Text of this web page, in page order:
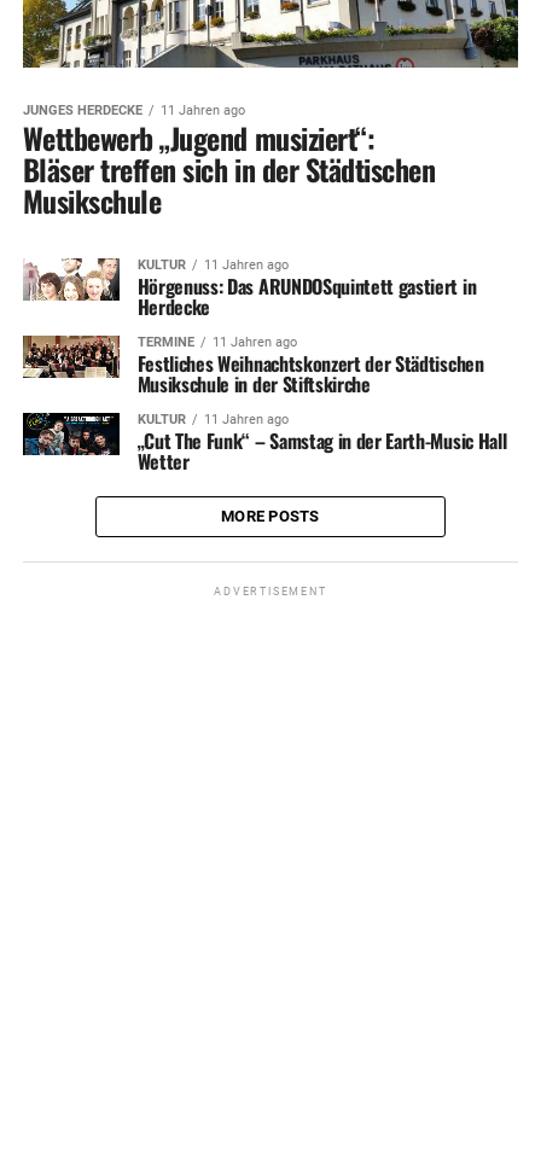
JUNGES HERDECKE 11 Jahren ago
Wettbewerb „Jugend musiziert“:
Bläser treffen sich in der Städtischen
Musikschule
KULTUR 11 Jahren ago
Hörgenuss: Das ARUNDOSquintett gastiert in
Herdecke
TERMINE 11 Jahren ago
Festliches Weihnachtskonzert der Städtischen
Musikschule in der Stiftskirche
KULTUR 11 Jahren ago
„Cut The Funk“ – Samstag in der Earth-Music Hall
Wetter
MORE POSTS
ADVERTISEMENT